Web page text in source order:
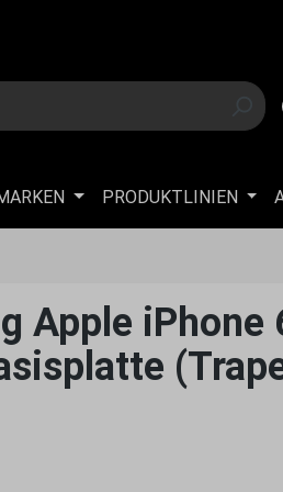
PRODUKTLINIEN
Apple iPhone